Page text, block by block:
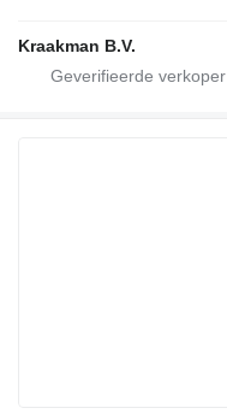
Kraakman B.V.